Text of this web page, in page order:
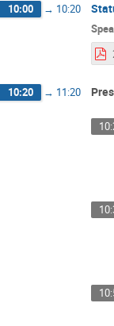
10:00 → 10:20
10:20 → 11:20